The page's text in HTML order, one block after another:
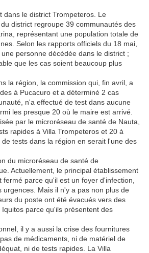
dans le district Trompeteros. Le
district regroupe 39 communautés des
représentant une population totale de
Selon les rapports officiels du 18 mai,
personne décédée dans le district ;
que les cas soient beaucoup plus
la région, la commission qui, fin avril, a
à Pucacuro et a déterminé 2 cas
n'a effectué de test dans aucune
les presque 20 où le maire est arrivé.
par le microréseau de santé de Nauta,
rapides à Villa Trompeteros et 20 à
tests dans la région en serait l'une des
du microréseau de santé de
Actuellement, le principal établissement
parce qu'il est un foyer d'infection,
urgences. Mais il n'y a pas non plus de
du poste ont été évacués vers des
parce qu'ils présentent des
il y a aussi la crise des fournitures
de médicaments, ni de matériel de
ni de tests rapides. La Villa